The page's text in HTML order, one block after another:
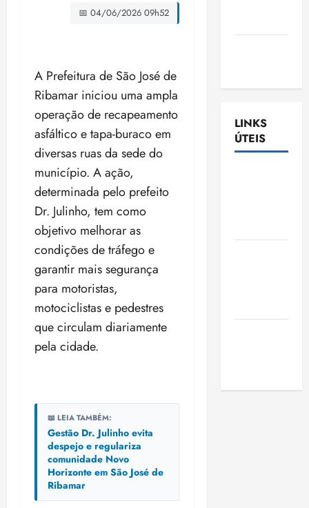
📅 04/06/2026 09h52
A Prefeitura de São José de
Ribamar iniciou uma ampla
operação de recapeamento
asfáltico e tapa-buraco em
diversas ruas da sede do
município. A ação,
determinada pelo prefeito
Dr. Julinho, tem como
objetivo melhorar as
condições de tráfego e
garantir mais segurança
para motoristas,
motociclistas e pedestres
que circulam diariamente
pela cidade.
📖 LEIA TAMBÉM:
Gestão Dr. Julinho evita
despejo e regulariza
comunidade Novo
Horizonte em São José de
Ribamar
LINKS
ÚTEIS